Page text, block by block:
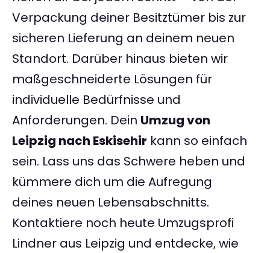
Verpackung deiner Besitztümer bis zur
sicheren Lieferung an deinem neuen
Standort. Darüber hinaus bieten wir
maßgeschneiderte Lösungen für
individuelle Bedürfnisse und
Anforderungen. Dein Umzug von
Leipzig nach Eskisehir kann so einfach
sein. Lass uns das Schwere heben und
kümmere dich um die Aufregung
deines neuen Lebensabschnitts.
Kontaktiere noch heute Umzugsprofi
Lindner aus Leipzig und entdecke, wie